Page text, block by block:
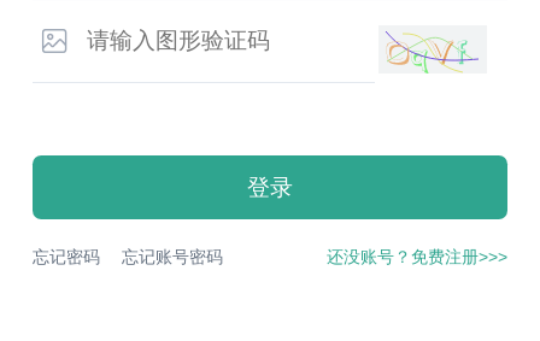
登录
忘记密码 忘记账号密码 还没账号？免费注册>>>